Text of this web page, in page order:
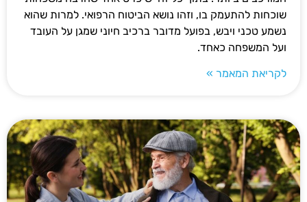
שוכחות להתעמק בו, וזהו נושא הביטוח הרפואי. למרות שהוא
נשמע טכני ויבש, בפועל מדובר ברכיב חיוני שמגן על העובד
ועל המשפחה כאחד.
לקריאת המאמר »